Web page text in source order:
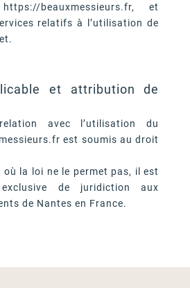
beauxmessieurs.fr, et
relatifs à l’utilisation de
et attribution de
avec l’utilisation du
est soumis au droit
où la loi ne le permet pas, il est
de juridiction aux
de Nantes en France.